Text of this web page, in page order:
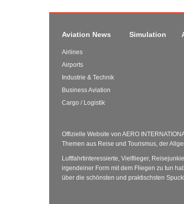
Aviation News
Airlines
Airports
Industrie & Technik
Business Aviation
Cargo / Logistik
Simulation
Offizielle Website von AERO
Themen aus Reise und Tourismus, der
Luftfahrtinteressierte, Vielflieger,
irgendeiner Form mit dem Fliegen zu tun
über die schönsten und praktischsten